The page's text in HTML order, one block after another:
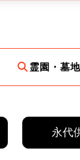
霊園・墓
永代